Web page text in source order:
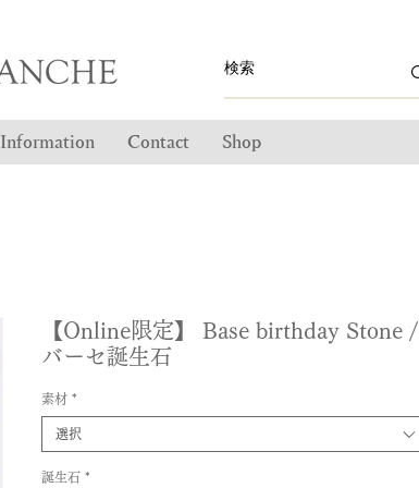
Information Contact Shop
【Online限定】 Base birthday Stone /
バーセ誕生石
素材 *
選択
誕生石 *